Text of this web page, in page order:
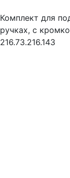
Комплект для
ручках, с
216.73.216.143